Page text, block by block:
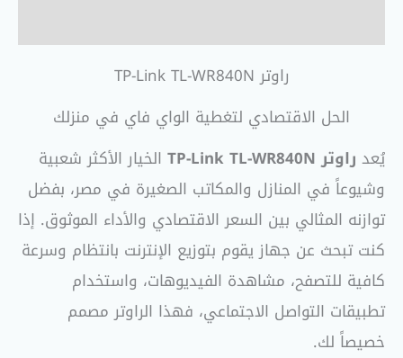
راوتر TP-Link TL-WR840N
الحل الاقتصادي لتغطية الواي فاي في منزلك
يُعد راوتر TP-Link TL-WR840N
الخيار الأكثر شعبية
وشيوعاً في المنازل والمكاتب الصغيرة في مصر، بفضل
توازنه المثالي بين السعر الاقتصادي والأداء الموثوق. إذا
كنت تبحث عن جهاز يقوم بتوزيع الإنترنت بانتظام وسرعة
كافية للتصفح، مشاهدة الفيديوهات، واستخدام
تطبيقات التواصل الاجتماعي، فهذا الراوتر مصمم
خصيصاً لك.